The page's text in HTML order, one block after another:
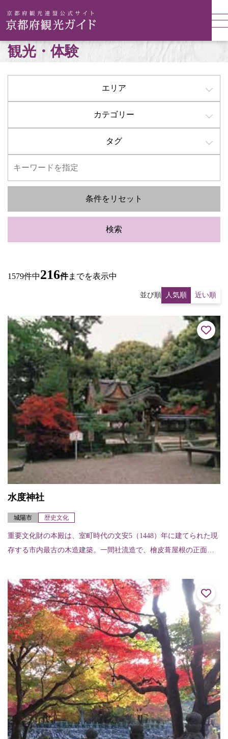
観光・体験
エリア
カテゴリー
タグ
条件をリセット
検索
1579件中216件までを表示中
並び順 人気順 近い順
水度神社
城陽市 歴史文化
重要文化財の本殿は、室町時代の文安5（1448）年に建てられた現
存する市内最古の木造建築。一間社流造で、檜皮葺屋根の正面に
の美しい参道は...